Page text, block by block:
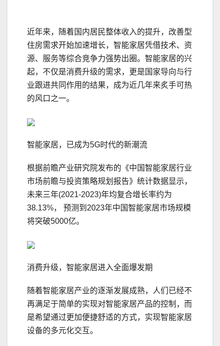
近年来，随着国内居民整体收入的提升，改善型
住房需求开始加速增长，智能家居凭借技术、资
源、服务等综合竞争力强势出圈。智能家居的兴
起，不仅是消费升级的需求，更是国家导向与行
业跟进共同作用的结果，成为近几年来炙手可热
的风口之一。
智能家居，已成为5G时代的新潮流
根据前瞻产业研究院发布的《中国智能家居行业
市场前瞻与投资策略规划报告》统计数据显示，
未来三年(2021-2023)年均复合增长率约为
38.13%， 预测到2023年中国智能家居市场规模
将突破5000亿。
消费升级，智能家居进入全面爆发期
随着智能家居产业的逐渐发展成熟，人们已经不
再满足于简单的实现对智能家居产品的控制，而
是希望通过更加便捷舒适的方式，实现智能家居
设备的多元化交互。